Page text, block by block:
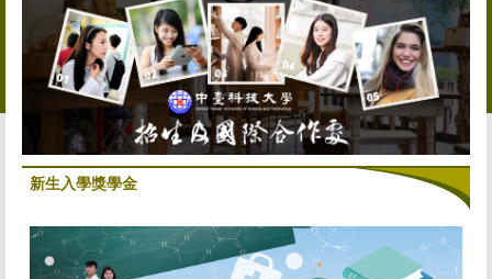
新生入學獎學金